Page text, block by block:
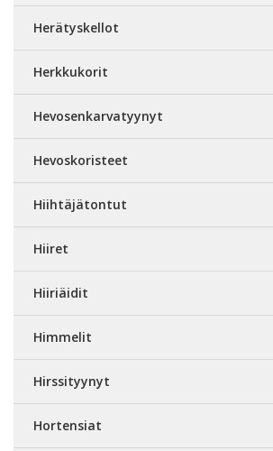
Herätyskellot
Herkkukorit
Hevosenkarvatyynyt
Hevoskoristeet
Hiihtäjätontut
Hiiret
Hiiriäidit
Himmelit
Hirssityynyt
Hortensiat